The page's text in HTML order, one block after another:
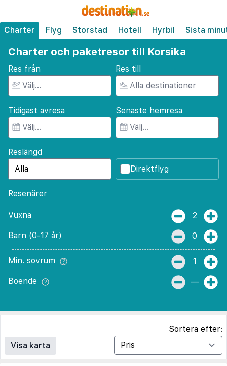
Charter Flyg Storstad Hotell Hyrbil Sista
Charter och paketresor till Korsika
Res från Res till
Tidigast avresa Senaste hemresa
Reslängd
Direktflyg
Resenärer
Vuxna 2
Barn (0-17 år) 0
Min. sovrum 1
Boende —
Visa karta
Sortera efter: